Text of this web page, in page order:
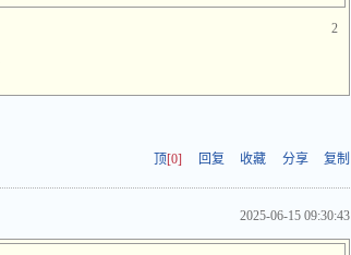
2
顶[0] 回复 收藏 分享 复制
2025-06-15 09:30:43